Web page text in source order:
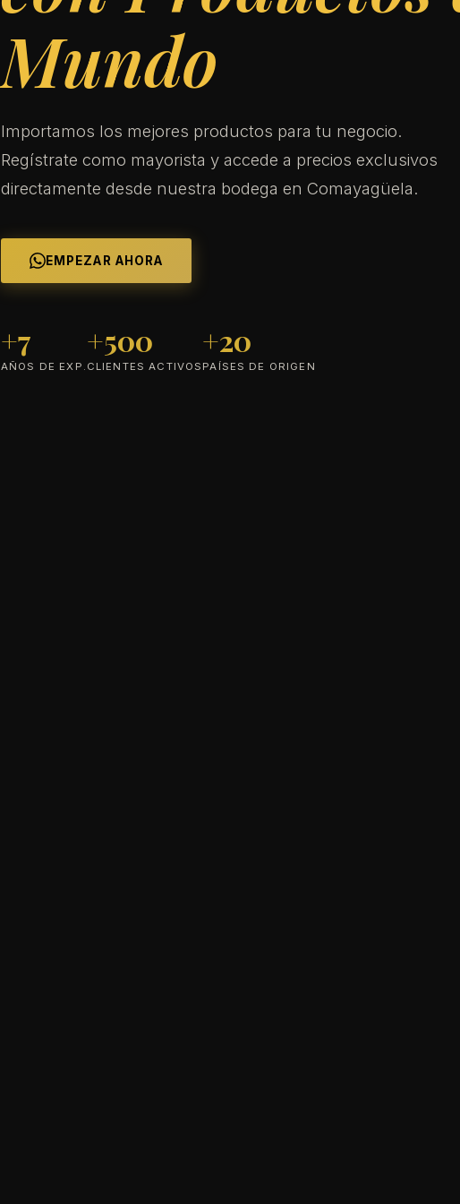
Mundo
Importamos los mejores productos para tu negocio.
Regístrate como mayorista y accede a precios exclusivos
directamente desde nuestra bodega en Comayagüela.
EMPEZAR AHORA
+7
AÑOS DE EXP.
+500
CLIENTES ACTIVOS
+20
PAÍSES DE ORIGEN